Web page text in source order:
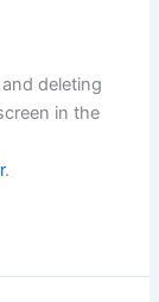
deleting
in the
.